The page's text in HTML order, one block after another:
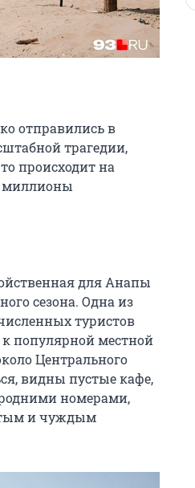
отправились в
трагедии,
происходит на
миллионы
для Анапы
сезона. Одна из
туристов
популярной местной
Центрального
видны пустые кафе,
номерами,
и чуждым